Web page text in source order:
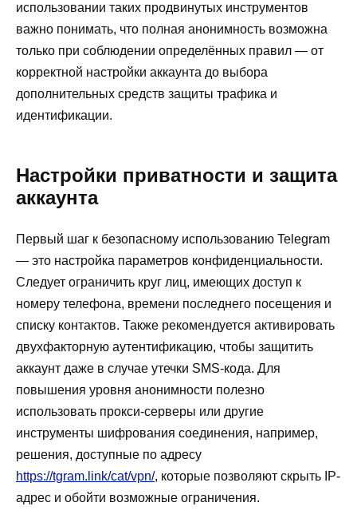
использовании таких продвинутых инструментов
важно понимать, что полная анонимность возможна
только при соблюдении определённых правил — от
корректной настройки аккаунта до выбора
дополнительных средств защиты трафика и
идентификации.
Настройки приватности и защита
аккаунта
Первый шаг к безопасному использованию Telegram
— это настройка параметров конфиденциальности.
Следует ограничить круг лиц, имеющих доступ к
номеру телефона, времени последнего посещения и
списку контактов. Также рекомендуется активировать
двухфакторную аутентификацию, чтобы защитить
аккаунт даже в случае утечки SMS-кода. Для
повышения уровня анонимности полезно
использовать прокси-серверы или другие
инструменты шифрования соединения, например,
решения, доступные по адресу
https://tgram.link/cat/vpn/, которые позволяют скрыть IP-
адрес и обойти возможные ограничения.